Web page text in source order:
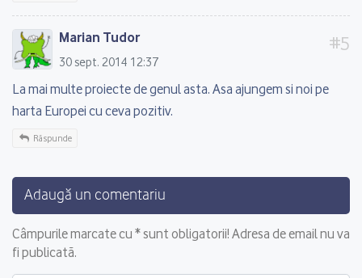
Marian Tudor
30 sept. 2014 12:37
La mai multe proiecte de genul asta. Asa ajungem si noi pe
harta Europei cu ceva pozitiv.
Răspunde
Adaugă un comentariu
Câmpurile marcate cu * sunt obligatorii! Adresa de email nu va
fi publicată.